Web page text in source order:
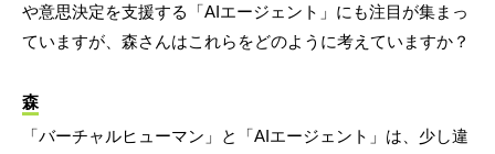
や意思決定を支援する「AIエージェント」にも注目が集まっ
ていますが、森さんはこれらをどのように考えていますか？
森
「バーチャルヒューマン」と「AIエージェント」は、少し違